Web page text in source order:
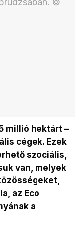
millió hektárt –
cégek. Ezek
szociális,
van, melyek
az Eco
a